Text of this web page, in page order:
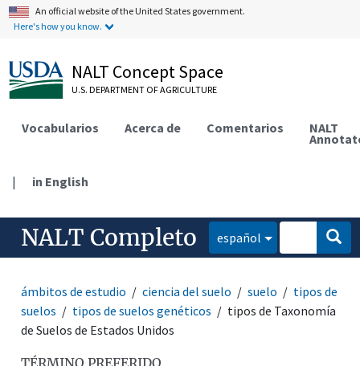
An official website of the United States government.
Here's how you know.
NALT Concept Space
U.S. DEPARTMENT OF AGRICULTURE
Vocabularios Acerca de Comentarios NALT
| in English
NALT Completo español
ámbitos de estudio ciencia del suelo suelo
tipos de
suelos
tipos de suelos genéticos
tipos de Taxonomía
de Suelos de Estados Unidos
TÉRMINO PREFERIDO